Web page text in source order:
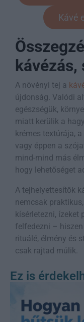
Kávé
kávézás,
A növényi tej a
újdonság. Valódi
egészségük,
miatt kerülik a
krémes textúrája,
vagy éppen a
mind-mind más
hogy lehetőséget
A tejhelyettesítők
nemcsak
kísérletezni, ízeket
felfedezni –
rituálé, élmény és
csak rajtad múlik.
Ez is